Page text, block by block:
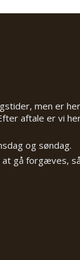
men er
aftale er vi
og søndag.
gå forgæves,